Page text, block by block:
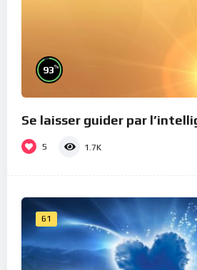
93%
Se laisser guider par
5 1.7K
61